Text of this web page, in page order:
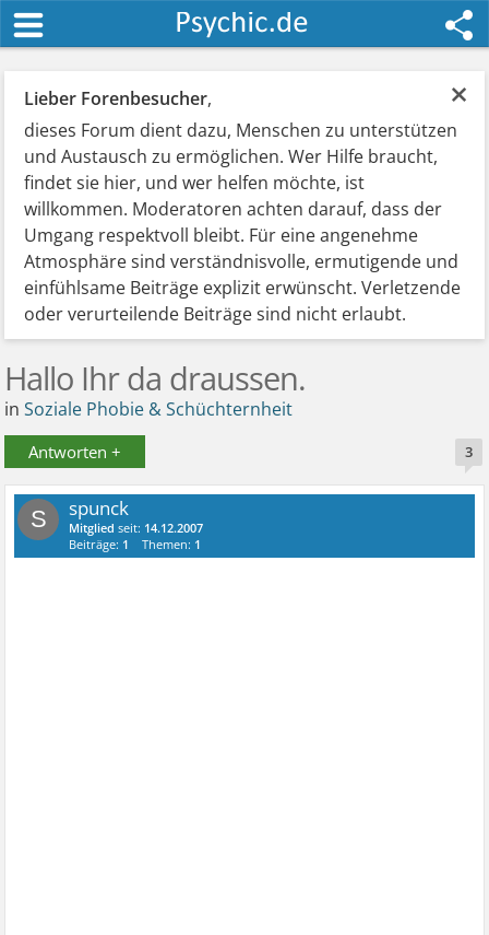
×
Lieber Forenbesucher,
dieses Forum dient dazu, Menschen zu unterstützen
und Austausch zu ermöglichen. Wer Hilfe braucht,
findet sie hier, und wer helfen möchte, ist
willkommen. Moderatoren achten darauf, dass der
Umgang respektvoll bleibt. Für eine angenehme
Atmosphäre sind verständnisvolle, ermutigende und
einfühlsame Beiträge explizit erwünscht. Verletzende
oder verurteilende Beiträge sind nicht erlaubt.
Hallo Ihr da draussen.
inSoziale Phobie & Schüchternheit
Antworten + 3
S spunck
Mitglied seit: 14.12.2007
Beiträge: 1 Themen: 1